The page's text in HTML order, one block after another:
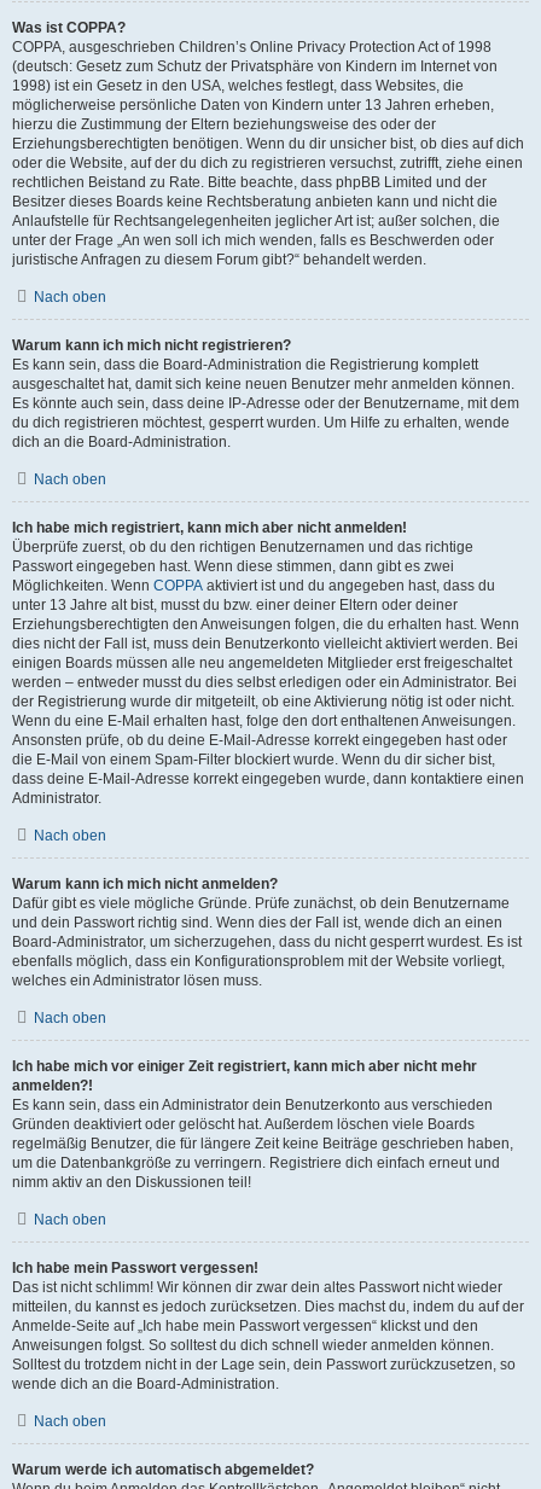
Was ist COPPA?
COPPA, ausgeschrieben Children’s Online Privacy Protection Act of 1998
(deutsch: Gesetz zum Schutz der Privatsphäre von Kindern im Internet von
1998) ist ein Gesetz in den USA, welches festlegt, dass Websites, die
möglicherweise persönliche Daten von Kindern unter 13 Jahren erheben,
hierzu die Zustimmung der Eltern beziehungsweise des oder der
Erziehungsberechtigten benötigen. Wenn du dir unsicher bist, ob dies auf dich
oder die Website, auf der du dich zu registrieren versuchst, zutrifft, ziehe einen
rechtlichen Beistand zu Rate. Bitte beachte, dass phpBB Limited und der
Besitzer dieses Boards keine Rechtsberatung anbieten kann und nicht die
Anlaufstelle für Rechtsangelegenheiten jeglicher Art ist; außer solchen, die
unter der Frage „An wen soll ich mich wenden, falls es Beschwerden oder
juristische Anfragen zu diesem Forum gibt?“ behandelt werden.
Nach oben
Warum kann ich mich nicht registrieren?
Es kann sein, dass die Board-Administration die Registrierung komplett
ausgeschaltet hat, damit sich keine neuen Benutzer mehr anmelden können.
Es könnte auch sein, dass deine IP-Adresse oder der Benutzername, mit dem
du dich registrieren möchtest, gesperrt wurden. Um Hilfe zu erhalten, wende
dich an die Board-Administration.
Nach oben
Ich habe mich registriert, kann mich aber nicht anmelden!
Überprüfe zuerst, ob du den richtigen Benutzernamen und das richtige
Passwort eingegeben hast. Wenn diese stimmen, dann gibt es zwei
Möglichkeiten. Wenn COPPA aktiviert ist und du angegeben hast, dass du
unter 13 Jahre alt bist, musst du bzw. einer deiner Eltern oder deiner
Erziehungsberechtigten den Anweisungen folgen, die du erhalten hast. Wenn
dies nicht der Fall ist, muss dein Benutzerkonto vielleicht aktiviert werden. Bei
einigen Boards müssen alle neu angemeldeten Mitglieder erst freigeschaltet
werden – entweder musst du dies selbst erledigen oder ein Administrator. Bei
der Registrierung wurde dir mitgeteilt, ob eine Aktivierung nötig ist oder nicht.
Wenn du eine E-Mail erhalten hast, folge den dort enthaltenen Anweisungen.
Ansonsten prüfe, ob du deine E-Mail-Adresse korrekt eingegeben hast oder
die E-Mail von einem Spam-Filter blockiert wurde. Wenn du dir sicher bist,
dass deine E-Mail-Adresse korrekt eingegeben wurde, dann kontaktiere einen
Administrator.
Nach oben
Warum kann ich mich nicht anmelden?
Dafür gibt es viele mögliche Gründe. Prüfe zunächst, ob dein Benutzername
und dein Passwort richtig sind. Wenn dies der Fall ist, wende dich an einen
Board-Administrator, um sicherzugehen, dass du nicht gesperrt wurdest. Es ist
ebenfalls möglich, dass ein Konfigurationsproblem mit der Website vorliegt,
welches ein Administrator lösen muss.
Nach oben
Ich habe mich vor einiger Zeit registriert, kann mich aber nicht mehr
anmelden?!
Es kann sein, dass ein Administrator dein Benutzerkonto aus verschieden
Gründen deaktiviert oder gelöscht hat. Außerdem löschen viele Boards
regelmäßig Benutzer, die für längere Zeit keine Beiträge geschrieben haben,
um die Datenbankgröße zu verringern. Registriere dich einfach erneut und
nimm aktiv an den Diskussionen teil!
Nach oben
Ich habe mein Passwort vergessen!
Das ist nicht schlimm! Wir können dir zwar dein altes Passwort nicht wieder
mitteilen, du kannst es jedoch zurücksetzen. Dies machst du, indem du auf der
Anmelde-Seite auf „Ich habe mein Passwort vergessen“ klickst und den
Anweisungen folgst. So solltest du dich schnell wieder anmelden können.
Solltest du trotzdem nicht in der Lage sein, dein Passwort zurückzusetzen, so
wende dich an die Board-Administration.
Nach oben
Warum werde ich automatisch abgemeldet?